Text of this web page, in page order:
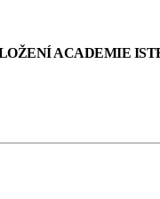
ACADEMIE